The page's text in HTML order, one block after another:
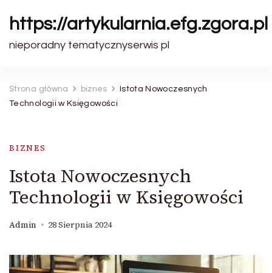
https://artykularnia.efg.zgora.pl
nieporadny tematycznyserwis pl
Strona główna biznes
Istota Nowoczesnych
Technologii w Księgowości
BIZNES
Istota Nowoczesnych
Technologii w Księgowości
Admin 28 Sierpnia 2024